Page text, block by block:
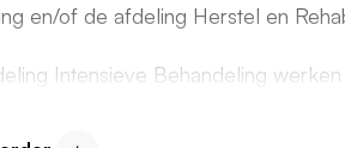
en/of de afdeling Herstel en
Intensieve Behandeling